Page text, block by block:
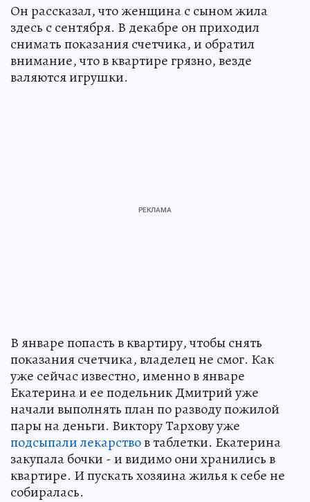
Он рассказал, что женщина с сыном жила
здесь с сентября. В декабре он приходил
снимать показания счетчика, и обратил
внимание, что в квартире грязно, везде
валяются игрушки.
В январе попасть в квартиру, чтобы снять
показания счетчика, владелец не смог. Как
уже сейчас известно, именно в январе
Екатерина и ее подельник Дмитрий уже
начали выполнять план по разводу пожилой
пары на деньги. Виктору Тархову уже
подсыпали лекарствов таблетки. Екатерина
закупала бочки - и видимо они хранились в
квартире. И пускать хозяина жилья к себе не
собиралась.